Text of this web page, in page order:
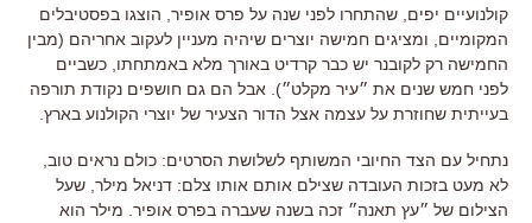
קולנועיים יפים שהתחרו לפני שנה על פרס אופיר הוצגו בפסטיבלים
המקומיים
ומציגים חמישה יוצרים שיהיה מעניין לעקוב אחריהם (מבין
החמישה רק לקובנר יש כבר קרדיט באורך מלא באמתחתו כשביים
לפני חמש שנים את ״עיר מקלט״). אבל הם גם חושפים נקודת תורפה
בעייתית שחוזרת על עצמה אצל הדור הצעיר של יוצרי הקולנוע בארץ
נתחיל עם הצד החיובי המשותף לשלושת הסרטים: כולם נראים טוב
לא מעט בזכות העובדה שצילם אותם אותו צלם: דניאל מילר שעל
הצילום של ״עץ תאנה״ זכה בשנה שעברה בפרס אופיר מילר הוא